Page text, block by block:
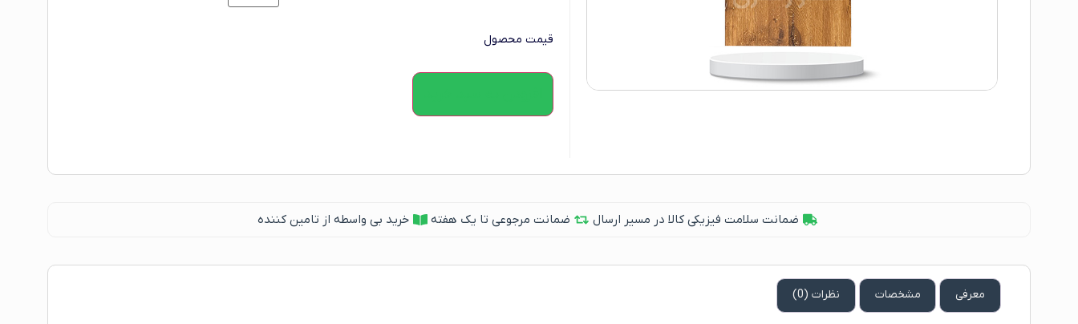
قیمت محصول
ضمانت سلامت فیزیکی کالا در مسیر ارسال ضمانت مرجوعی تا یک هفته خرید بی واسطه از تامین کننده
معرفی مشخصات نظرات (0)